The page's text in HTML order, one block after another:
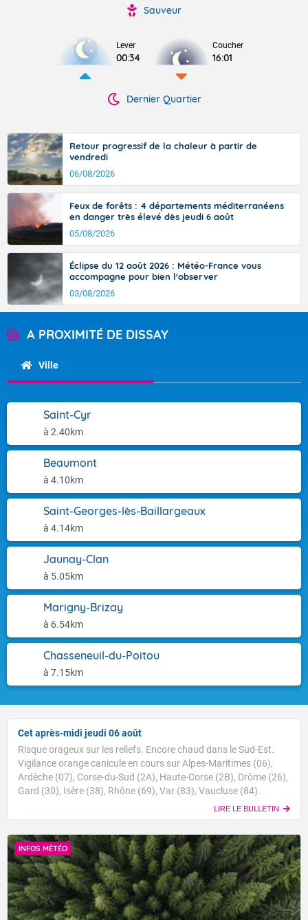
Sauveur
Lever
00:34
Coucher
16:01
Dernier Quartier
Retour progressif de la chaleur à partir de
vendredi
06/08/2026
Feux de forêts : 4 départements méditerranéens
en danger très élevé dès jeudi 6 août
05/08/2026
Éclipse du 12 août 2026 : Météo-France vous
accompagne pour bien l'observer
03/08/2026
A PROXIMITÉ DE DISSAY
Ville
Saint-Cyr
à 2.40km
Beaumont
à 4.10km
Saint-Georges-lès-Baillargeaux
à 4.14km
Jaunay-Clan
à 5.05km
Marigny-Brizay
à 6.54km
Chasseneuil-du-Poitou
à 7.15km
Cet après-midi jeudi 06 août
Risque orageux sur les reliefs. Encore chaud dans le Sud-Est.
Vigilance orange canicule en cours sur Alpes-Maritimes (06),
Ardèche (07), Corse-du-Sud (2A), Haute-Corse (2B), Drôme (26),
Gard (30), Isère (38), Rhône (69), Var (83), Vaucluse (84).
LIRE LE BULLETIN
INFOS MÉTÉO